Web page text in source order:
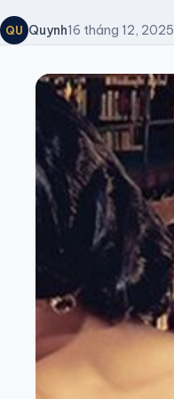
QU Quynh16 tháng 12, 2025